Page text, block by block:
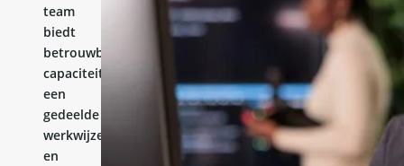
team
biedt
betrouwbare
capaciteit,
een
gedeelde
werkwijze
en